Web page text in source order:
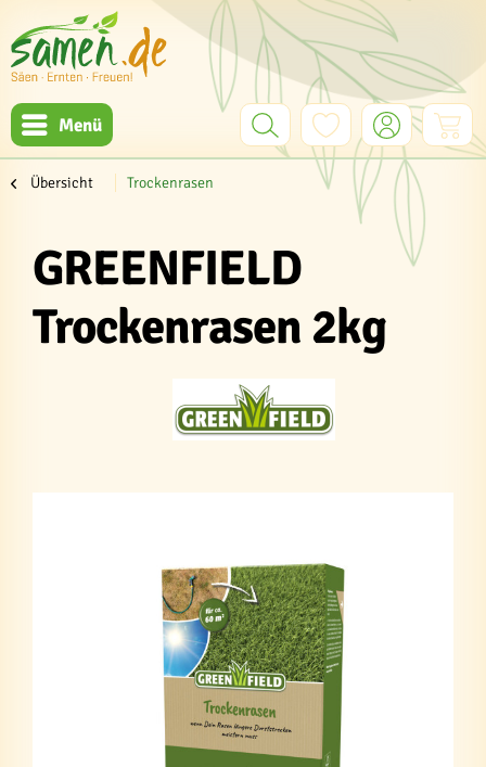
Menü
Übersicht Trockenrasen
GREENFIELD
Trockenrasen 2kg